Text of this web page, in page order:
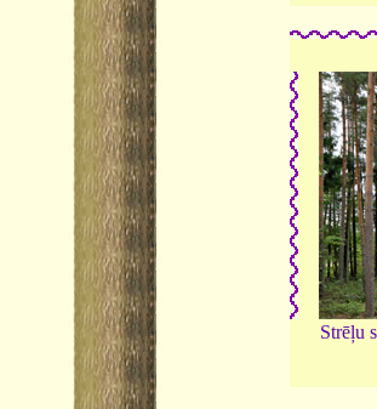
Strēļu